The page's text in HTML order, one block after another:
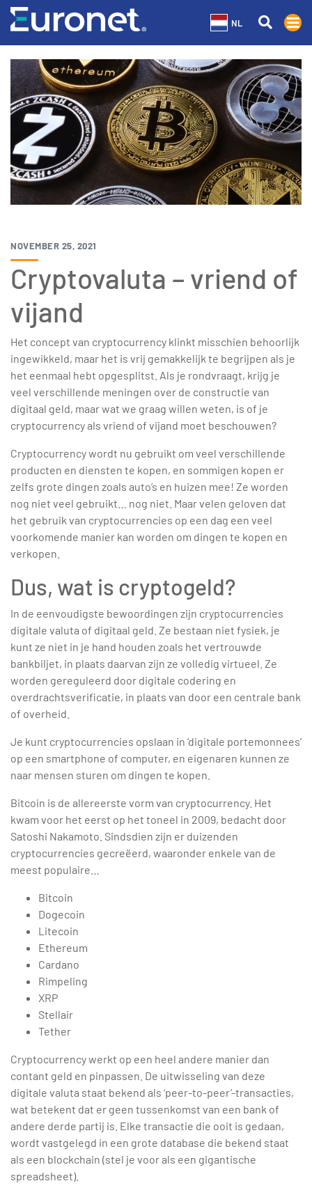
NL
NOVEMBER 25, 2021
Cryptovaluta – vriend of
vijand
Het concept van cryptocurrency klinkt misschien behoorlijk
ingewikkeld, maar het is vrij gemakkelijk te begrijpen als je
het eenmaal hebt opgesplitst. Als je rondvraagt, krijg je
veel verschillende meningen over de constructie van
digitaal geld, maar wat we graag willen weten, is of je
cryptocurrency als vriend of vijand moet beschouwen?
Cryptocurrency wordt nu gebruikt om veel verschillende
producten en diensten te kopen, en sommigen kopen er
zelfs grote dingen zoals auto’s en huizen mee! Ze worden
nog niet veel gebruikt… nog niet. Maar velen geloven dat
het gebruik van cryptocurrencies op een dag een veel
voorkomende manier kan worden om dingen te kopen en
verkopen.
Dus, wat is cryptogeld?
In de eenvoudigste bewoordingen zijn cryptocurrencies
digitale valuta of digitaal geld. Ze bestaan ​​niet fysiek, je
kunt ze niet in je hand houden zoals het vertrouwde
bankbiljet, in plaats daarvan zijn ze volledig virtueel. Ze
worden gereguleerd door digitale codering en
overdrachtsverificatie, in plaats van door een centrale bank
of overheid.
Je kunt cryptocurrencies opslaan in ‘digitale portemonnees’
op een smartphone of computer, en eigenaren kunnen ze
naar mensen sturen om dingen te kopen.
Bitcoin is de allereerste vorm van cryptocurrency. Het
kwam voor het eerst op het toneel in 2009, bedacht door
Satoshi Nakamoto. Sindsdien zijn er duizenden
cryptocurrencies gecreëerd, waaronder enkele van de
meest populaire…
Bitcoin
Dogecoin
Litecoin
Ethereum
Cardano
Rimpeling
XRP
Stellair
Tether
Cryptocurrency werkt op een heel andere manier dan
contant geld en pinpassen. De uitwisseling van deze
digitale valuta staat bekend als ‘peer-to-peer’-transacties,
wat betekent dat er geen tussenkomst van een bank of
andere derde partij is. Elke transactie die ooit is gedaan,
wordt vastgelegd in een grote database die bekend staat
als een blockchain (stel je voor als een gigantische
spreadsheet).